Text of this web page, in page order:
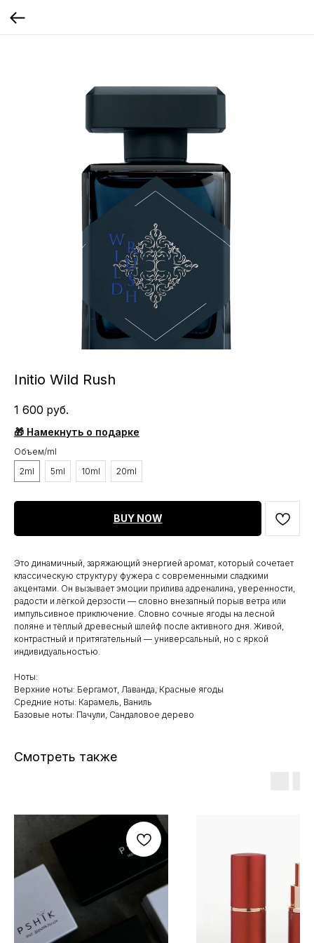
Initio Wild Rush
1 600 руб.
🎁 Намекнуть о подарке
Объем/ml
2ml
5ml 10ml 20ml
BUY NOW
Это динамичный, заряжающий энергией аромат, который сочетает
классическую структуру фужера с современными сладкими
акцентами. Он вызывает эмоции прилива адреналина, уверенности,
радости и лёгкой дерзости — словно внезапный порыв ветра или
импульсивное приключение. Словно сочные ягоды на лесной
поляне и тёплый древесный шлейф после активного дня. Живой,
контрастный и притягательный — универсальный, но с яркой
индивидуальностью.
Ноты:
Верхние ноты: Бергамот, Лаванда, Красные ягоды
Средние ноты: Карамель, Ваниль
Базовые ноты: Пачули, Сандаловое дерево
Смотреть также